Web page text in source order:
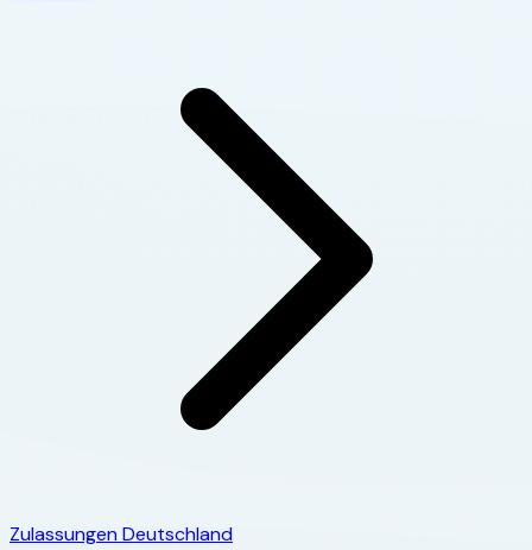
Zulassungen Deutschland